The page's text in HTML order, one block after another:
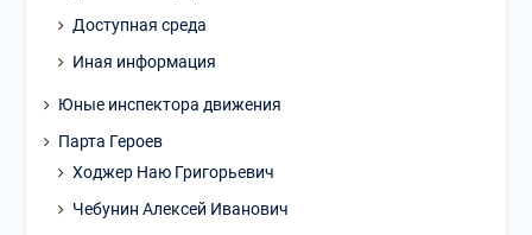
Доступная среда
Иная информация
Юные инспектора движения
Парта Героев
Ходжер Наю Григорьевич
Чебунин Алексей Иванович